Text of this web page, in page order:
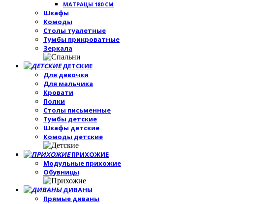
МАТРАЦЫ 180 СМ
Шкафы
Комоды
Столы туалетные
Тумбы прикроватные
Зеркала
ДЕТСКИЕ
Для девочки
Для мальчика
Кровати
Полки
Столы письменные
Тумбы детские
Шкафы детские
Комоды детские
ПРИХОЖИЕ
Модульные прихожие
Обувницы
ДИВАНЫ
Прямые диваны